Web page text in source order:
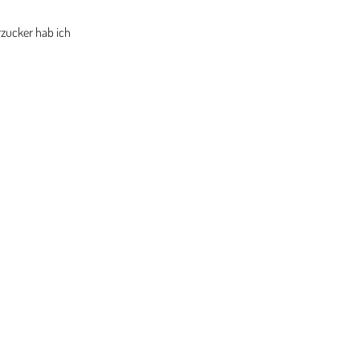
hab ich